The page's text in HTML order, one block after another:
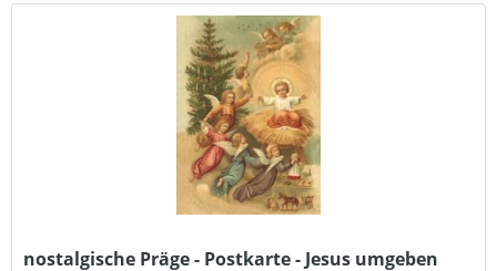
nostalgische Präge - Postkarte - Jesus umgeben